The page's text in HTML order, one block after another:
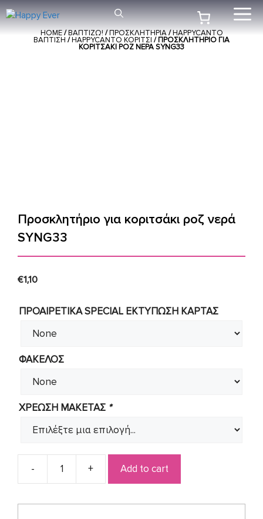
Μετάβαση
σε
περιεχόμενο
HOME/ΒΑΠΤΙΖΩ!/ΠΡΟΣΚΛΗΤΗΡΙΑ/HAPPYCANTO
ΒΑΠΤΙΣΗ /HAPPYCANTO ΚΟΡΙΤΣΙ / ΠΡΟΣΚΛΗΤΉΡΙΟ ΓΙΑ
ΚΟΡΙΤΣΆΚΙ ΡΟΖ ΝΕΡΆ SYNG33
Προσκλητήριο για κοριτσάκι ροζ νερά
SYNG33
€1,10
ΠΡΟΑΙΡΕΤΙΚΑ SPECIAL ΕΚΤΥΠΩΣΗ KAΡΤΑΣ
ΦΑΚΕΛΟΣ
ΧΡΕΩΣΗ ΜΑΚΕΤΑΣ *
Προσκλητήριο
κοριτσάκι
Add to cart